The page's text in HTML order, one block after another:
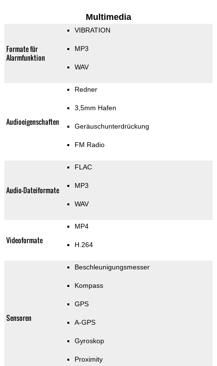
Multimedia
Formate für
Alarmfunktion
VIBRATION
MP3
WAV
Audioeigenschaften
Redner
3,5mm Hafen
Geräuschunterdrückung
FM Radio
Audio-Dateiformate
FLAC
MP3
WAV
Videoformate
MP4
H.264
Sensoren
Beschleunigungsmesser
Kompass
GPS
A-GPS
Gyroskop
Proximity